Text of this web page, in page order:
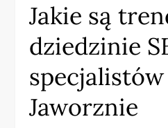
Jakie są
dziedzinie
Jaworznie